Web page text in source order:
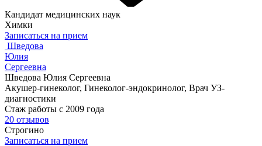
Кандидат медицинских наук
Химки
Записаться на прием
Шведова
Юлия
Сергеевна
Шведова Юлия Сергеевна
Акушер-гинеколог, Гинеколог-эндокринолог, Врач УЗ-
диагностики
Стаж работы с 2009 года
20 отзывов
Строгино
Записаться на прием